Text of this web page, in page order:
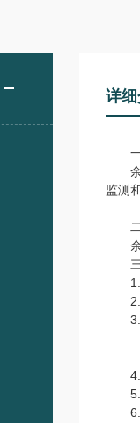
详
一
余
监测
二
余
三
1.
2.
3.
4.
5.
6.